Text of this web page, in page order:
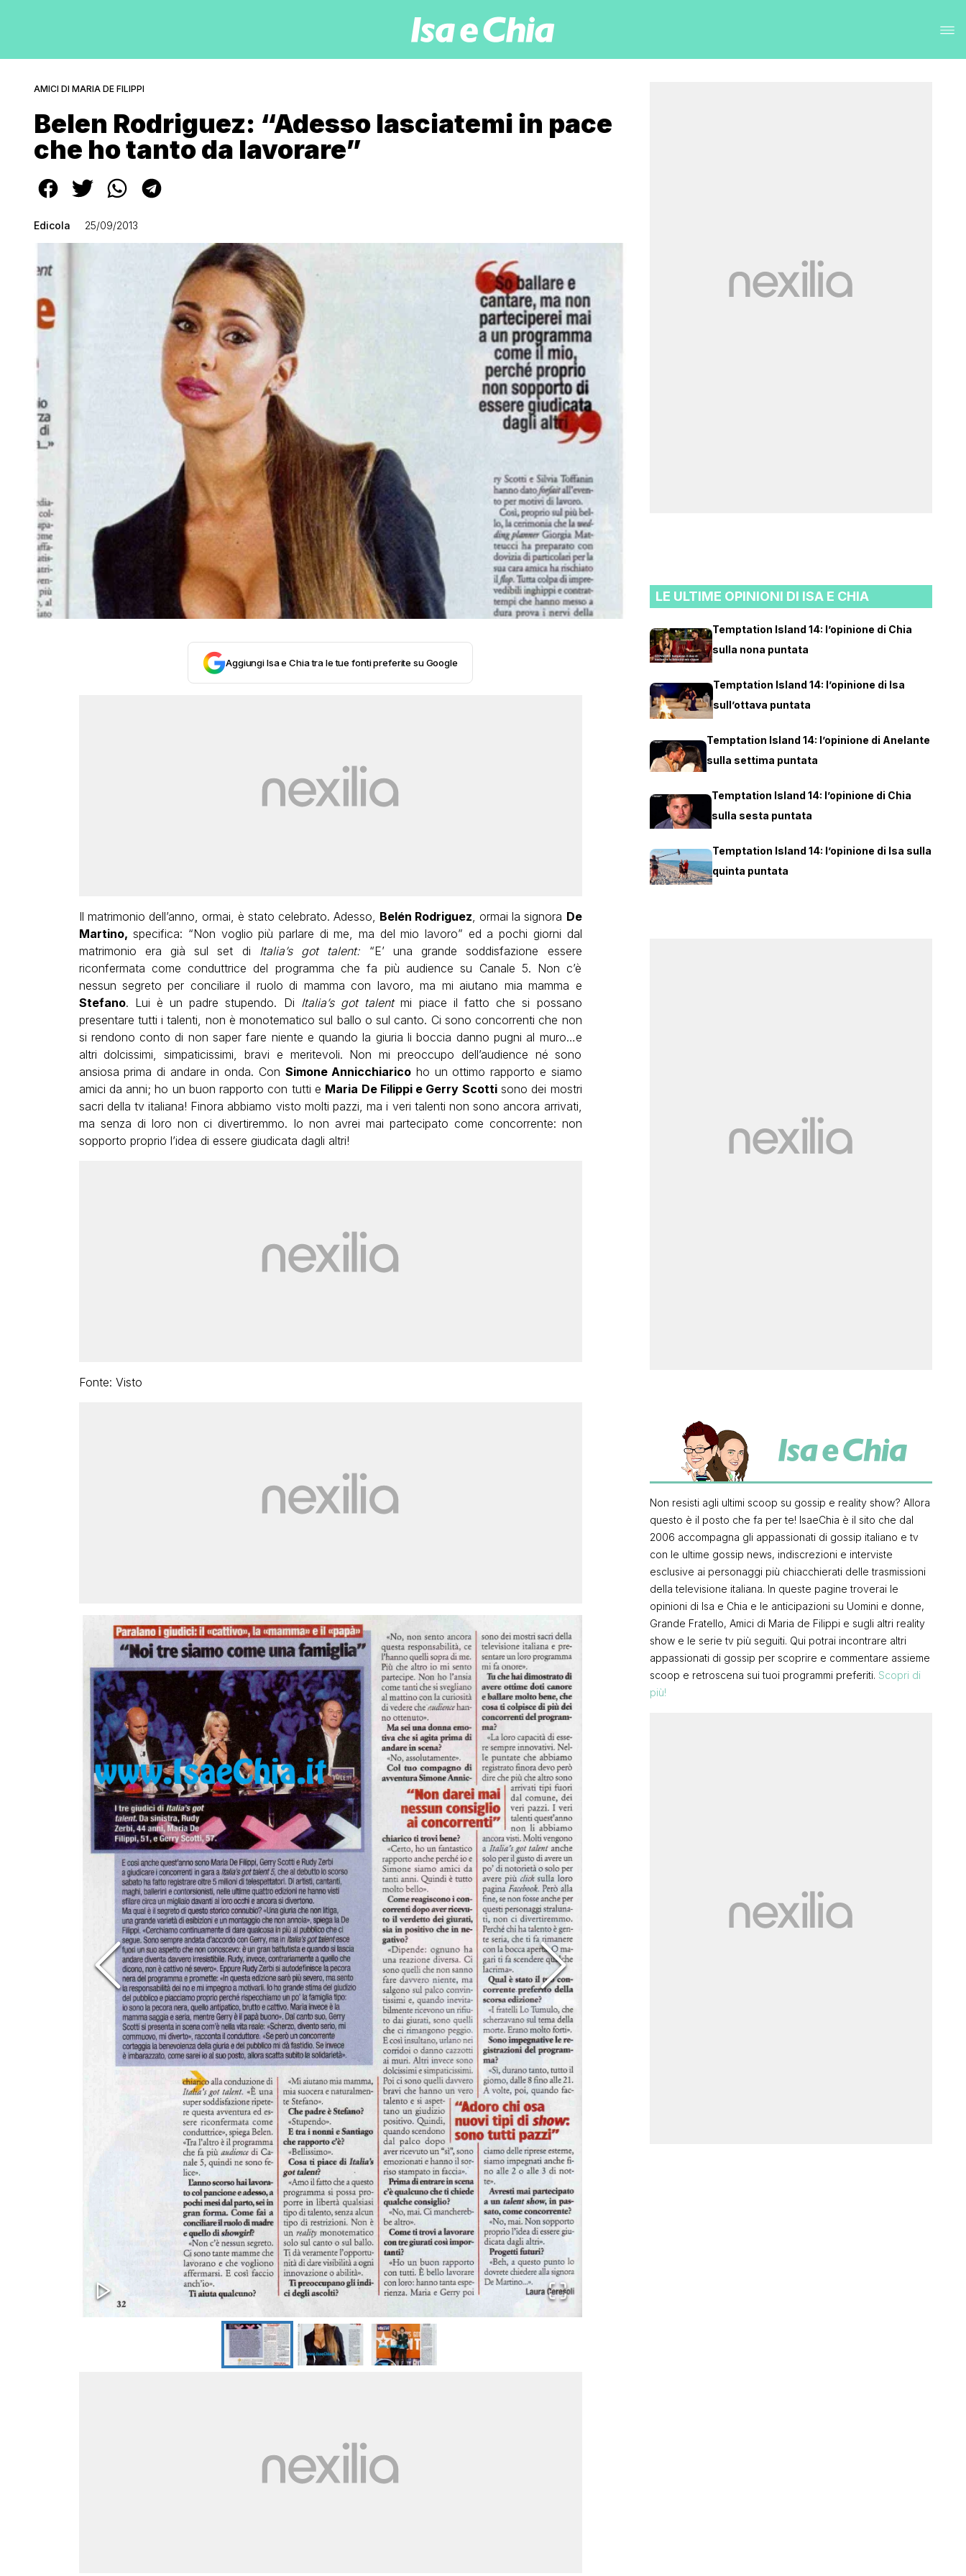
AMICI DI MARIA DE FILIPPI
Belen Rodriguez: “Adesso lasciatemi in pace
che ho tanto da lavorare”
Edicola 25/09/2013
Aggiungi Isa e Chia tra le tue fonti preferite su Google
Il matrimonio dell’anno, ormai, è stato celebrato. Adesso, Belén Rodriguez, ormai la signora De
Martino, specifica: “Non voglio più parlare di me, ma del mio lavoro” ed a pochi giorni dal
matrimonio era già sul set di Italia’s got talent: “E’ una grande soddisfazione essere
riconfermata come conduttrice del programma che fa più audience su Canale 5. Non c’è
nessun segreto per conciliare il ruolo di mamma con lavoro, ma mi aiutano mia mamma e
Stefano. Lui è un padre stupendo. Di Italia’s got talentmi piace il fatto che si possano
presentare tutti i talenti, non è monotematico sul ballo o sul canto. Ci sono concorrenti che non
si rendono conto di non saper fare niente e quando la giuria li boccia danno pugni al muro…e
altri dolcissimi, simpaticissimi, bravi e meritevoli. Non mi preoccupo dell’audience né sono
ansiosa prima di andare in onda. Con Simone Annicchiarico ho un ottimo rapporto e siamo
amici da anni; ho un buon rapporto con tutti e Maria De Filippi e Gerry Scottisono dei mostri
sacri della tv italiana! Finora abbiamo visto molti pazzi, ma i veri talenti non sono ancora arrivati,
ma senza di loro non ci divertiremmo. Io non avrei mai partecipato come concorrente: non
sopporto proprio l’idea di essere giudicata dagli altri!
Fonte: Visto
LE ULTIME OPINIONI DI ISA E CHIA
Temptation Island 14: l’opinione di Chia
sulla nona puntata
Temptation Island 14: l’opinione di Isa
sull’ottava puntata
Temptation Island 14: l’opinione di Anelante
sulla settima puntata
Temptation Island 14: l’opinione di Chia
sulla sesta puntata
Temptation Island 14: l’opinione di Isa sulla
quinta puntata
Non resisti agli ultimi scoop su gossip e reality show? Allora
questo è il posto che fa per te! IsaeChia è il sito che dal
2006 accompagna gli appassionati di gossip italiano e tv
con le ultime gossip news, indiscrezioni e interviste
esclusive ai personaggi più chiacchierati delle trasmissioni
della televisione italiana. In queste pagine troverai le
opinioni di Isa e Chia e le anticipazioni su Uomini e donne,
Grande Fratello, Amici di Maria de Filippi e sugli altri reality
show e le serie tv più seguiti. Qui potrai incontrare altri
appassionati di gossip per scoprire e commentare assieme
scoop e retroscena sui tuoi programmi preferiti. Scopri di
più!